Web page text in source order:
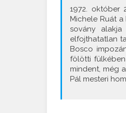
1972. október
Michele Ruát
sovány alakja
elfojthatatlan
Bosco
fölötti fülkében
mindent, még
Pál mesteri